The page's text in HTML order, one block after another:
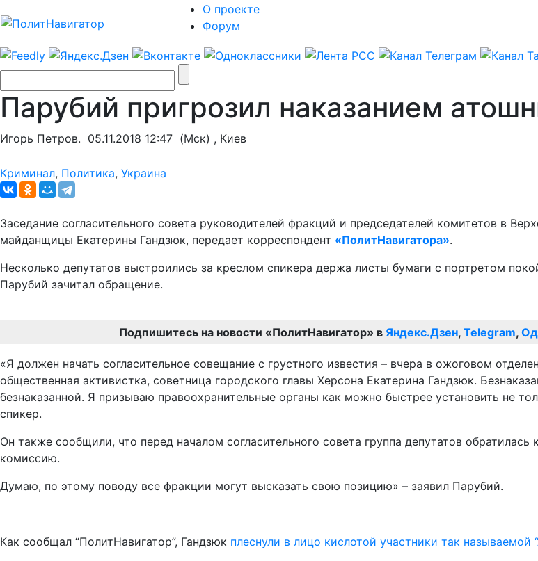
О проекте
Форум
Парубий пригрозил наказанием
Игорь Петров. 05.11.2018 12:47 (Мск) , Киев
Криминал, Политика, Украина
Заседание согласительного совета руководителей фракций и председателей комитетов в
майданщицы Екатерины Гандзюк, передает корреспондент «ПолитНавигатора».
Несколько депутатов выстроились за креслом спикера держа листы бумаги с портретом
Парубий зачитал обращение.
Подпишитесь на новости «ПолитНавигатор» в Яндекс.Дзен, Telegram,
«Я должен начать согласительное совещание с грустного известия – вчера в ожоговом
общественная активистка, советница городского главы Херсона Екатерина Гандзюк.
безнаказанной. Я призываю правоохранительные органы как можно быстрее установить не
спикер.
Он также сообщили, что перед началом согласительного совета группа депутатов
комиссию.
Думаю, по этому поводу все фракции могут высказать свою позицию» – заявил Парубий.
Как сообщал “ПолитНавигатор”, Гандзюк плеснули в лицо кислотой участники так называемой